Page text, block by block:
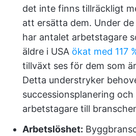
det inte finns tillräckligt
att ersätta dem. Under
har antalet arbetstagare
äldre i USA ökat med 117
tillväxt ses för dem som
Detta understryker
successionsplanering
arbetstagare till
Arbetslöshet: